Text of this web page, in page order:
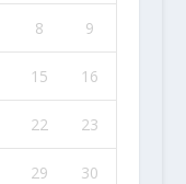
8 9
15 16
22 23
29 30